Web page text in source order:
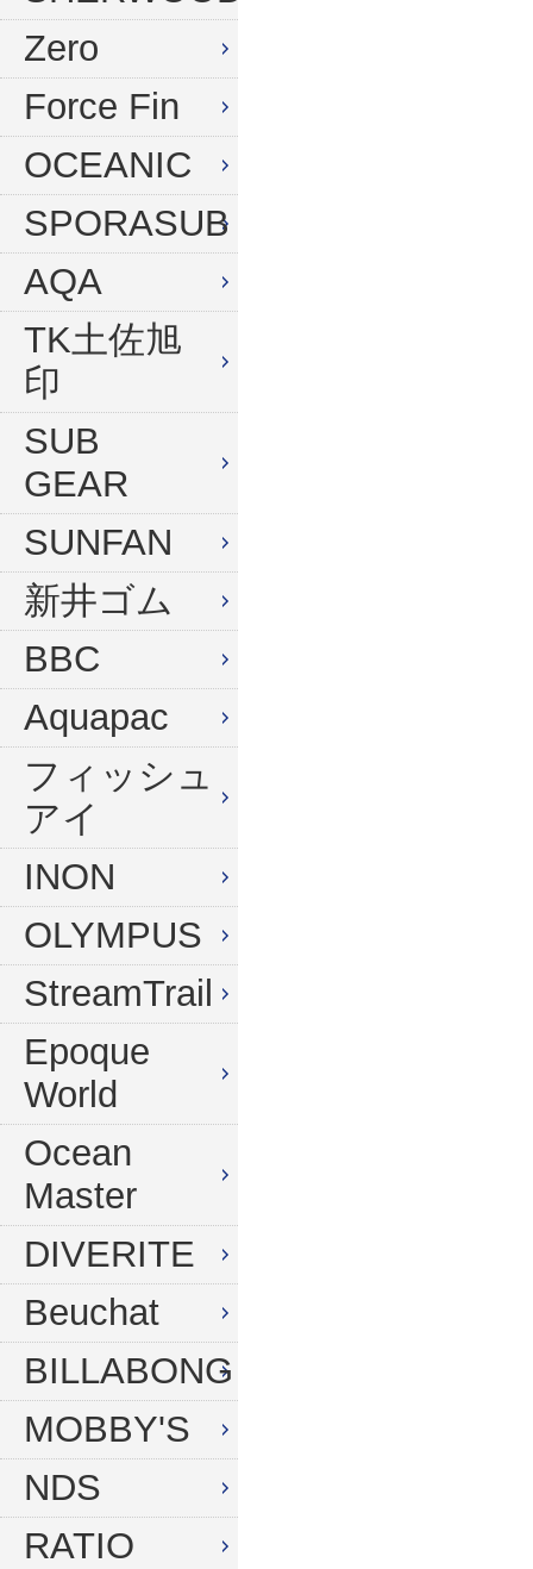
水中デジタルカメラセット
Zero
Force Fin
OCEANIC
SPORASUB
AQA
TK土佐旭
印
SUB
GEAR
SUNFAN
新井ゴム
BBC
Aquapac
フィッシュ
アイ
INON
OLYMPUS
StreamTrail
Epoque
World
Ocean
Master
DIVERITE
Beuchat
BILLABONG
MOBBY'S
NDS
RATIO